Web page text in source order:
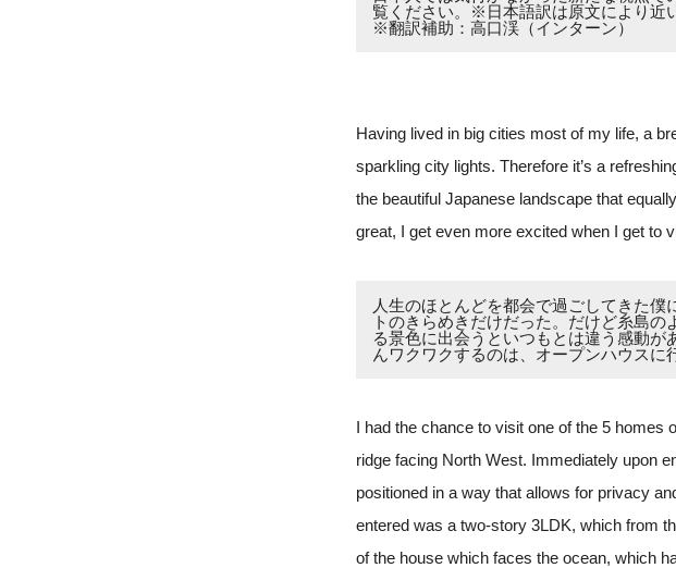
覧ください。※日本語訳は原文により近
※翻訳補助：高口渓（インターン）
Having lived in big cities most of my life, a
sparkling city lights. Therefore it’s a
the beautiful Japanese landscape that
great, I get even more excited when I get to
人生のほとんどを都会で過ごしてきた
トのきらめきだけだった。だけど糸島
る景色に出会うといつもとは違う感動
んワクワクするのは、オープンハウスに
I had the chance to visit one of the 5 homes
ridge facing North West. Immediately upon
positioned in a way that allows for privacy
entered was a two-story 3LDK, which from
of the house which faces the ocean, which